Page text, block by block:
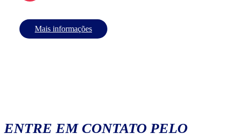
Mais informações
ENTRE EM CONTATO PELO